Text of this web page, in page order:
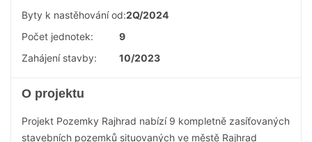
Byty k nastěhování od:2Q/2024
Počet jednotek:
9
Zahájení stavby:
10/2023
O projektu
Projekt Pozemky Rajhrad nabízí 9 kompletně zasíťovaných
stavebních pozemků situovaných ve městě Rajhrad